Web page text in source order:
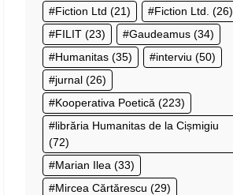
Fiction Ltd (21) Fiction Ltd. (26)
FILIT (23) Gaudeamus (34)
Humanitas (35) interviu (50)
jurnal (26)
Kooperativa Poetică (223)
librăria Humanitas de la Cișmigiu
(72)
Marian Ilea (33)
Mircea Cărtărescu (29)